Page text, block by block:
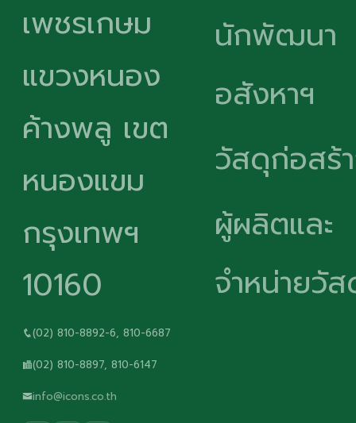
เพชรเกษม
แขวงหนอง
ค้างพลู เขต
หนองแขม
กรุงเทพฯ
10160
(02) 810-8892-6, 810-6687
(02) 810-8897, 810-6147
info@icons.co.th
นักพัฒนา
อสังหาฯ
วัสดุก่อสร้
ผู้ผลิตและ
จำหน่ายวั